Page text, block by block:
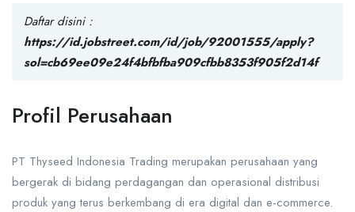
Daftar disini :
https://id.jobstreet.com/id/job/92001555/apply?
sol=cb69ee09e24f4bfbfba909cfbb8353f905f2d14f
Profil Perusahaan
PT Thyseed Indonesia Trading merupakan perusahaan yang
bergerak di bidang perdagangan dan operasional distribusi
produk yang terus berkembang di era digital dan e-commerce.